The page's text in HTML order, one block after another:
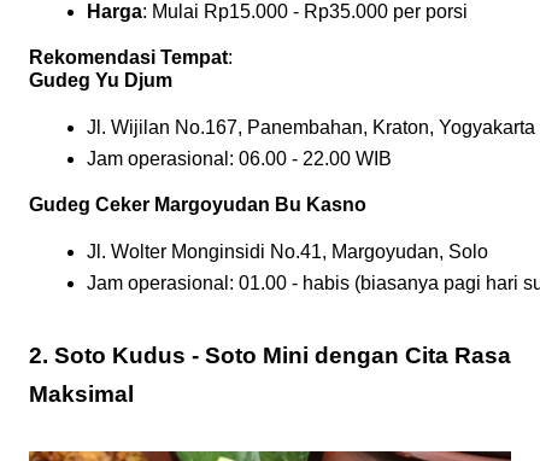
Harga: Mulai Rp15.000 - Rp35.000 per porsi
Rekomendasi Tempat:
Gudeg Yu Djum
Jl. Wijilan No.167, Panembahan, Kraton, Yogyakarta
Jam operasional: 06.00 - 22.00 WIB
Gudeg Ceker Margoyudan Bu Kasno
Jl. Wolter Monginsidi No.41, Margoyudan, Solo
Jam operasional: 01.00 - habis (biasanya pagi hari
2. Soto Kudus - Soto Mini dengan Cita Rasa
Maksimal